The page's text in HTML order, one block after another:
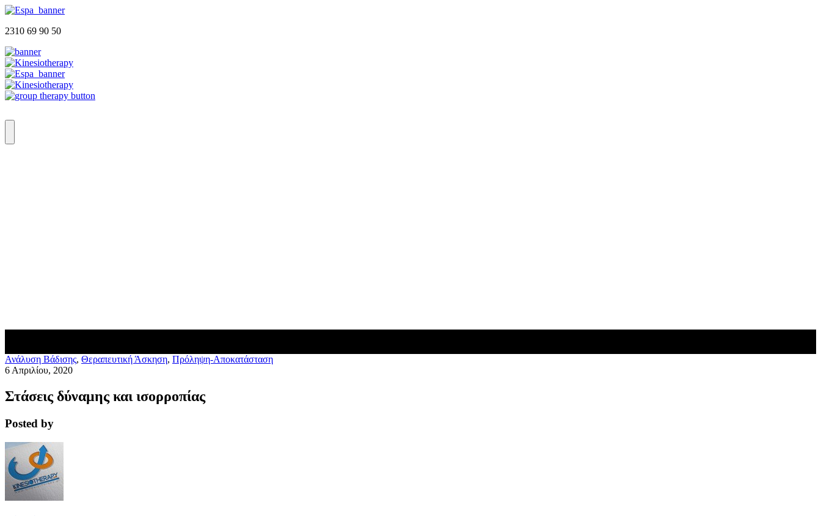
2310 69 90 50
Ανάλυση Βάδισης, Θεραπευτική Άσκηση, Πρόληψη-Αποκατάσταση
6 Απριλίου, 2020
Στάσεις δύναμης και ισορροπίας
Posted by